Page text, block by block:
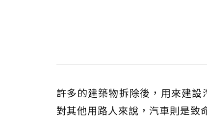
許多的建築物拆除後，用來建
對其他用路人來說，汽車則是致